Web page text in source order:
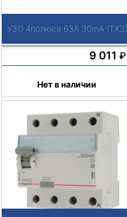
УЗО 4полюса 63А 30mA (TX3)
9 011 ₽
Нет в наличии